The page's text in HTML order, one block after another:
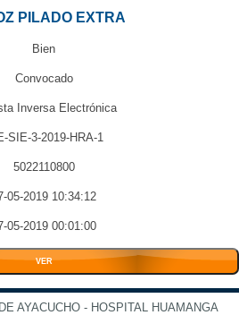
PILADO EXTRA
Bien
Convocado
Inversa Electrónica
SIE-3-2019-HRA-1
5022110800
05-2019 10:34:12
05-2019 00:01:00
VER
AYACUCHO - HOSPITAL HUAMANGA